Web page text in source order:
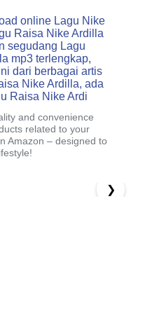
online Lagu Nike
Raisa Nike Ardilla
segudang Lagu
mp3 terlengkap,
dari berbagai artis
Nike Ardilla, ada
Raisa Nike Ardi
and convenience
related to your
Amazon – designed to
❯